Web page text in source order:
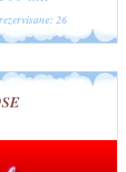
rezervisane: 26